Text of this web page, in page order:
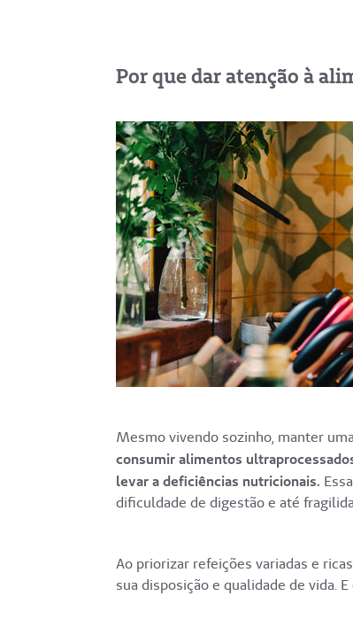
Por que dar atenção à
Mesmo vivendo sozinho, manter
consumir alimentos
levar a deficiências nutricionais.
dificuldade de digestão e até
Ao priorizar refeições variadas e
sua disposição e qualidade de vida.